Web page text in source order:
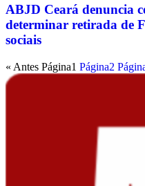
ABJD Ceará denuncia
determinar retirada de
sociais
« Antes Página1 Página2